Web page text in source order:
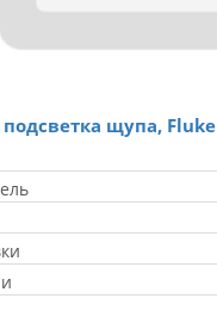
подсветка щупа, Fluke